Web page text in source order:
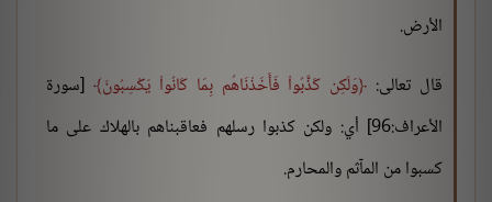
الأرض.
قال تعالى:
وَلَكِن كَذَّبُواْ فَأَخَذْنَاهُم بِمَا كَانُواْ يَكْسِبُونَ
[سورة
الأعراف:96] أي: ولكن كذبوا رسلهم فعاقبناهم بالهلاك على ما
كسبوا من المآثم والمحارم.